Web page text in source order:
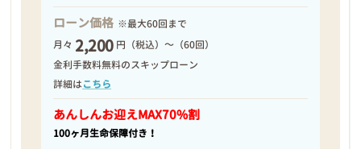
2026年03月06日
ローン価格 ※最大60回まで
月々 2,200 円（税込）～（60回）
金利手数料無料のスキップローン
詳細はこちら
あんしんお迎えMAX70%割
100ヶ月生命保障付き！